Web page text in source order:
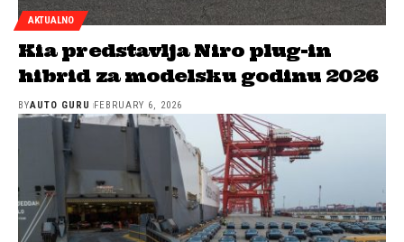
AKTUALNO
Kia predstavlja Niro plug-in
hibrid za modelsku godinu 2026
BYAUTO GURU FEBRUARY 6, 2026